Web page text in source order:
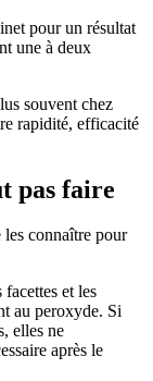
pour un résultat
une à deux
souvent chez
rapidité, efficacité
pas faire
connaître pour
et les
au peroxyde. Si
elles ne
après le